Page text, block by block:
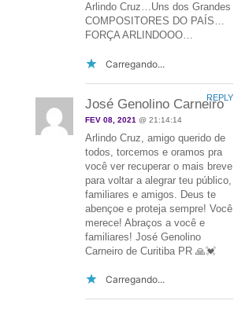
Arlindo Cruz…Uns dos Grandes
COMPOSITORES DO PAÍS…
FORÇA ARLINDOOO…
Carregando...
José Genolino Carneiro
FEV 08, 2021 @ 21:14:14
Arlindo Cruz, amigo querido de
todos, torcemos e oramos pra
você ver recuperar o mais breve
para voltar a alegrar teu público,
familiares e amigos. Deus te
abençoe e proteja sempre! Você
merece! Abraços a você e
familiares! José Genolino
Carneiro de Curitiba PR 🙏💓
Carregando...
REPLY